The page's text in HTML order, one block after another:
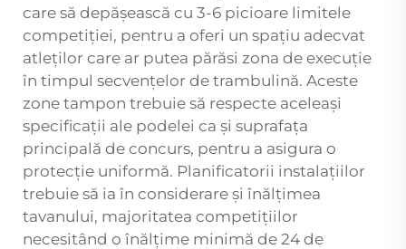
care să depășească cu 3-6 picioare limitele
competiției, pentru a oferi un spațiu adecvat
atleților care ar putea părăsi zona de execuție
în timpul secvențelor de trambulină. Aceste
zone tampon trebuie să respecte aceleași
specificații ale podelei ca și suprafața
principală de concurs, pentru a asigura o
protecție uniformă. Planificatorii instalațiilor
trebuie să ia în considerare și înălțimea
tavanului, majoritatea competițiilor
necesitând o înălțime minimă de 24 de